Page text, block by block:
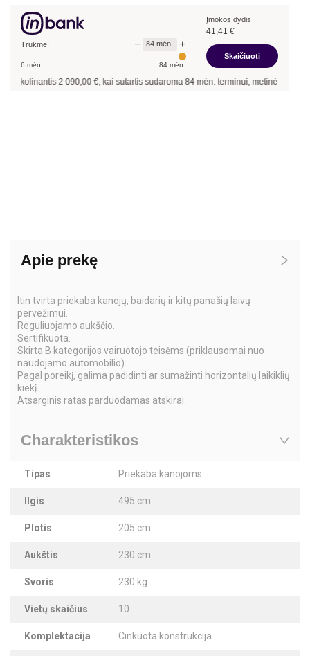
Trukmė: − 84 mėn. +
6 mėn. 84mėn.
Įmokos dydis
41,41 €
Skaičiuoti
2 090,00€, kai sutartis sudaroma84mėn. terminui, metinė palūkanų
Apie prekę
Itin tvirta priekaba kanojų, baidarių ir kitų panašių laivų
pervežimui.
Reguliuojamo aukščio.
Sertifikuota.
Skirta B kategorijos vairuotojo teisėms (priklausomai nuo
naudojamo automobilio).
Pagal poreikį, galima padidinti ar sumažinti horizontalių laikiklių
kiekį.
Atsarginis ratas parduodamas atskirai.
Charakteristikos
Tipas Priekaba kanojoms
Ilgis 495 cm
Plotis 205 cm
Aukštis 230 cm
Svoris 230 kg
Vietų skaičius 10
Komplektacija Cinkuota konstrukcija